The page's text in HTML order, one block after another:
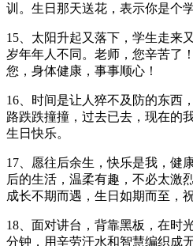
训。生日那天送花，表示你是个
15、太阳升起又落下，学生走来
岁年年人不同。老师，您辛苦了
您，身体健康，事事顺心！
16、时间是让人猝不及防的东西
路跌跌撞撞，过去已去，现在的
生日快乐。
17、愿往后余生，快乐是我，健
后的生活，温柔有趣，不必太激
成长不期而遇，生日如期而至，
18、面对讲台，背靠黑板，在时
分钟，用辛劳汗水和智慧编织成